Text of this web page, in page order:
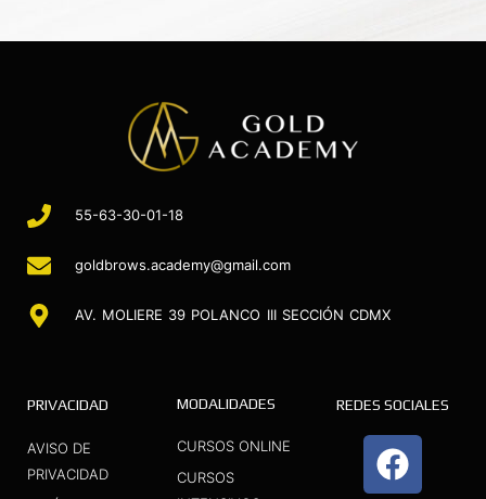
55-63-30-01-18
goldbrows.academy@gmail.com
AV. MOLIERE 39 POLANCO III SECCIÓN CDMX
PRIVACIDAD
AVISO DE
PRIVACIDAD
MODALIDADES
CURSOS ONLINE
CURSOS
REDES SOCIALES
F
a
I
n
Y
o